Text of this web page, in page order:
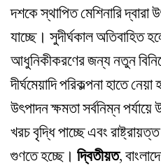
দশকে স্থাপিত মেশিনারি দ্বারা
যাচ্ছে। সুদীর্ঘকাল অতিবাহিত
আধুনিকীকরণের জন্য নতুন
দীর্ঘমেয়াদি পরিকল্পনা হাতে
উৎপাদন ক্ষমতা সর্বনিম্ন
খরচ বৃদ্ধি পাচ্ছে এবং
গুণতে হচ্ছে। দ্বিতীয়ত,